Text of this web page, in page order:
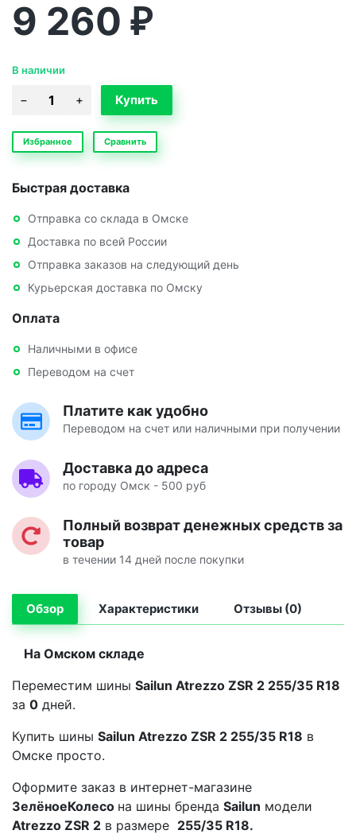
9 260 ₽
В наличии
Избранное Сравнить
Быстрая доставка
Отправка со склада в Омске
Доставка по всей России
Отправка заказов на следующий день
Курьерская доставка по Омску
Оплата
Наличными в офисе
Переводом на счет
Платите как удобно
Переводом на счет или наличными при получении
Доставка до адреса
по городу Омск - 500 руб
Полный возврат денежных средств за
товар
в течении 14 дней после покупки
Обзор Характеристики Отзывы (0)
На Омском складе
Переместим шины Sailun Atrezzo ZSR 2 255/35 R18
за 0 дней.
Купить шины Sailun Atrezzo ZSR 2 255/35 R18 в
Омске просто.
Оформите заказ в интернет-магазине
ЗелёноеКолесо на шины бренда Sailun модели
Atrezzo ZSR 2 в размере 255/35 R18.